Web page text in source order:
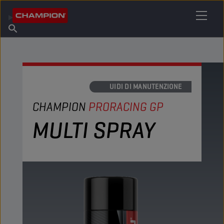
Informazioni su Champion
Trova un punto vendita
LIQUIDI DI MANUTENZIONE
CHAMPION PRORACING GP
MULTI SPRAY